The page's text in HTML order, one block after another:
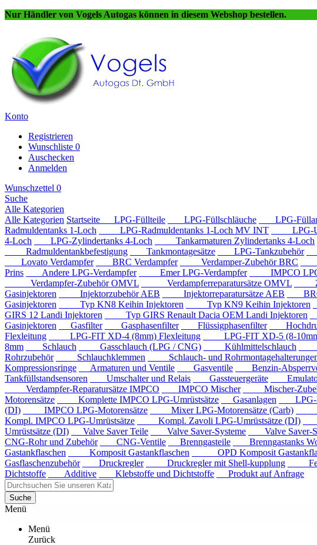
Nur Händler von Vogels Autogas können in diesem Webshop bestellen.
Konto
Registrieren
Wunschliste 0
Auschecken
Anmelden
Wunschzettel 0
Suche
Alle Kategorien
Alle Kategorien Startseite LPG-Füllteile LPG-Füllschläuche LPG-
Radmuldentanks 1-Loch
LPG-Radmuldentanks 1-Loch MV INT LPG-
4-Loch
LPG-Zylindertanks 4-Loch Tankarmaturen Zylindertanks 4-Loch
Radmuldentankbefestigung
Tankmontagesätze LPG-Tankzubehör
Lovato Verdampfer
BRC Verdampfer Verdamper-Zubehör BRC
Prins
Andere LPG-Verdampfer Emer LPG-Verdampfer IMPCO
Verdampfer-Zubehör OMVL
Verdampferreparatursätze OMVL
Gasinjektoren
Injektorzubehör AEB Injektorreparatursätze AEB BRC
Gasinjektoren
Typ KN8 Keihin Injektoren Typ KN9 Keihin Injektoren
GIRS 12 Landi Injektoren
Typ GIRS Renault Dacia OEM Landi Injektoren
Gasinjektoren
Gasfilter Gasphasenfilter Flüssigphasenfilter
Flexleitung
LPG-FIT XD-4 (8mm) Flexleitung LPG-FIT XD-5 (8-
8mm
Schlauch Gasschlauch (LPG / CNG) Kühlmittelschlauch
Rohrzubehör
Schlauchklemmen Schlauch- und
Kompressionsringe
Armaturen und Ventile Gasventile Benzin-
Tankfüllstandsensoren
Umschalter und Relais Gassteuergeräte
Verdampfer-Reparatursätze IMPCO
IMPCO Mischer Mischer-
Motorensätze
Komplette IMPCO LPG-Umrüstsätze Gasanlagen LPG-
(DI)
IMPCO LPG-Motorensätze Mixer LPG-Motorensätze (Carb)
Kompl. IMPCO LPG-Umrüstsätze
Kompl. Zavoli LPG-Umrüstsätze (DI)
Umrüstsätze (DI)
Valve Saver Teile Valve Saver-Systeme Valve Saver-
CNG-Rohr und Zubehör
CNG-Ventile Brenngasteile Brenngastanks
Gastankflaschen
Komposit Gastankflaschen OPD Komposit
Gasflaschenzubehör
Druckregler Druckregler mit Shell-kupplung
Dichtstoffe
Additive Klebstoffe und Dichtstoffe Produkt auf Anfrage
Suche
Menü
Menü
Zurück